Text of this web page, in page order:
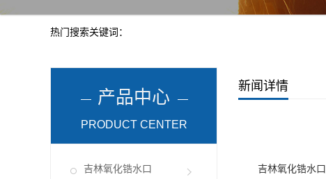
热门搜索关键词：
产品中心
PRODUCT CENTER
吉林氧化锆水口
新闻详情
吉林氧化锆水口